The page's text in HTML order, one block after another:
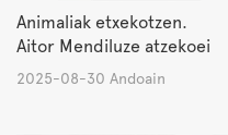
Animaliak etxekotzen.
Aitor Mendiluze atzekoei
2025-08-30 Andoain